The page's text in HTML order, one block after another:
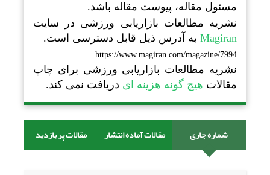
مسئول مقاله، پیوست مقاله باشد.
نشریه مطالعات بازاریابی ورزشی در سایت
Magiran به آدرس ذیل قابل دسترسی است.
https://www.magiran.com/magazine/7994
نشریه مطالعات بازاریابی ورزشی برای چاپ
مقالات هیچ گونه هزینه ای دریافت نمی کند.
شماره جاری مقالات آماده انتشار مقالات پر بازدید